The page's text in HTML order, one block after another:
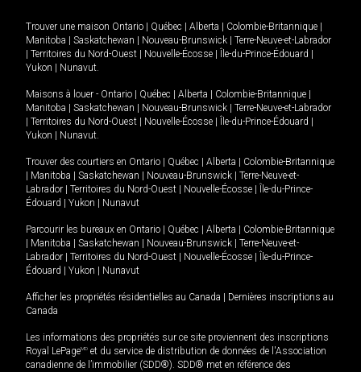
Trouver une maison Ontario Québec Alberta Colombie-Britannique
Manitoba
Saskatchewan Nouveau-Brunswick
Terre-Neuve-et-Labrador
Territoires du Nord-Ouest Nouvelle-Écosse Île-du-Prince-Édouard
Yukon
Nunavut.
Maisons à louer - Ontario Québec Alberta Colombie-Britannique
Manitoba
Saskatchewan Nouveau-Brunswick
Terre-Neuve-et-Labrador
Territoires du Nord-Ouest Nouvelle-Écosse Île-du-Prince-Édouard
Yukon
Nunavut.
Trouver des courtiers en Ontario Québec Alberta
Colombie-Britannique
Manitoba Saskatchewan Nouveau-Brunswick
Terre-Neuve-et-
Labrador
Territoires du Nord-Ouest Nouvelle-Écosse
Île-du-Prince-
Édouard
Yukon Nunavut
Parcourir les bureaux en Ontario Québec Alberta
Colombie-Britannique
Manitoba Saskatchewan Nouveau-Brunswick
Terre-Neuve-et-
Labrador
Territoires du Nord-Ouest Nouvelle-Écosse
Île-du-Prince-
Édouard
Yukon Nunavut
Afficher les propriétés résidentielles au Canada
Dernières inscriptions au
Canada
Les informations des propriétés sur ce site proviennent des inscriptions
Royal LePageMD et du service de distribution de données de l'Association
canadienne de l’immobilier (SDD®). SDD® met en référence des